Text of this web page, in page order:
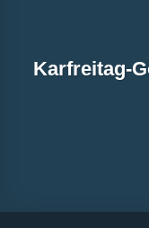
Karfreitag-